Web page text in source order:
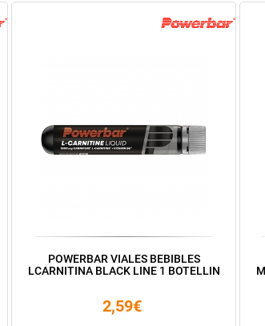
POWERBAR VIALES BEBIBLES
LCARNITINA BLACK LINE 1 BOTELLIN
2,59€